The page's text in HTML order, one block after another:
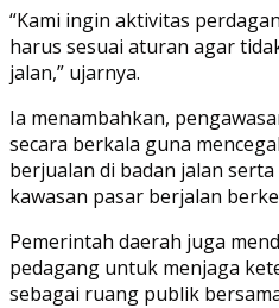
“Kami ingin aktivitas
harus sesuai aturan agar
jalan,” ujarnya.
Ia menambahkan,
secara berkala guna
berjualan di badan jalan
kawasan pasar berjalan
Pemerintah daerah juga
pedagang untuk menjaga
sebagai ruang publik